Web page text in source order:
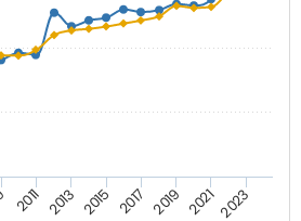
2011 2013 2015 2017 2019 2021 2023